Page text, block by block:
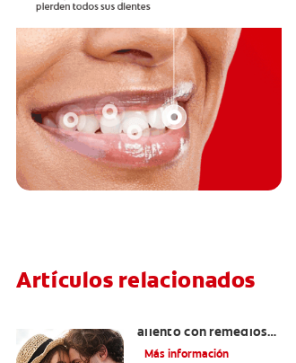
Artículos relacionados
aliento con remedios
caseros?
Más información